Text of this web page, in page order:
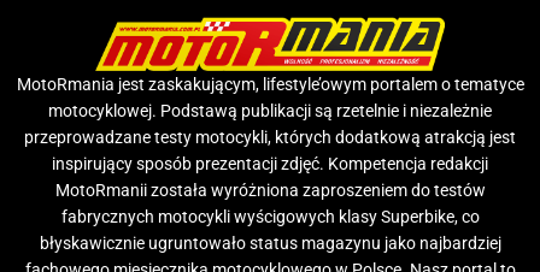
MotoRmania jest zaskakującym, lifestyle’owym portalem o tematyce
motocyklowej. Podstawą publikacji są rzetelnie i niezależnie
przeprowadzane testy motocykli, których dodatkową atrakcją jest
inspirujący sposób prezentacji zdjęć. Kompetencja redakcji
MotoRmanii została wyróżniona zaproszeniem do testów
fabrycznych motocykli wyścigowych klasy Superbike, co
błyskawicznie ugruntowało status magazynu jako najbardziej